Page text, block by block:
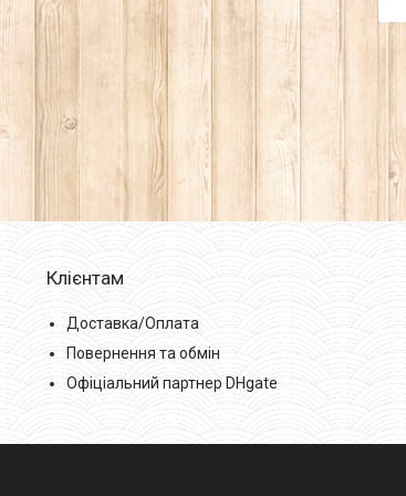
Клієнтам
Доставка/Оплата
Повернення та обмін
Офіціальний партнер DHgate